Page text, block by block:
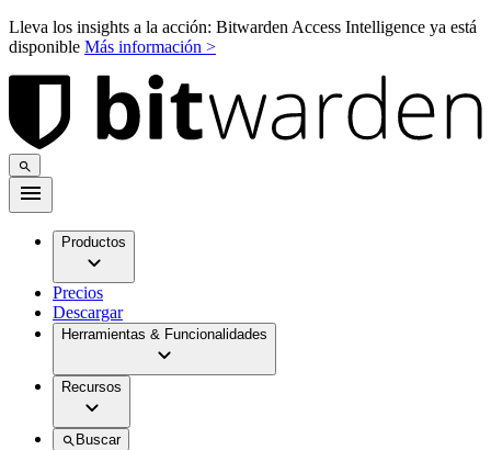
Lleva los insights a la acción: Bitwarden Access Intelligence ya está
disponible Más información >
Productos
Precios
Descargar
Herramientas & Funcionalidades
Recursos
Buscar